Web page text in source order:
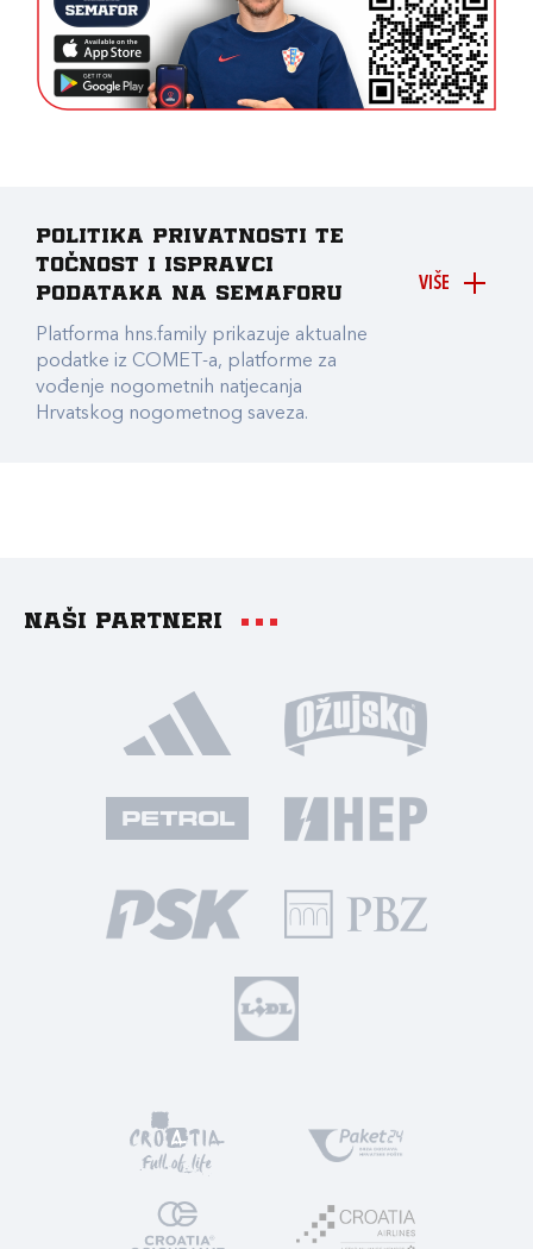
VIŠE
Politika privatnosti te
točnost i ispravci
podataka na Semaforu
Platforma hns.family prikazuje aktualne
podatke iz COMET-a, platforme za
vođenje nogometnih natjecanja
Hrvatskog nogometnog saveza.
Naši partneri